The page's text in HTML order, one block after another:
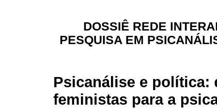
DOSSIÊ REDE
PESQUISA EM
Psicanálise e política:
feministas para a